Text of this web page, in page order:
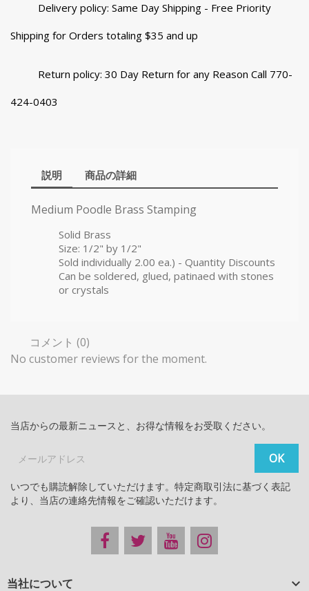
Delivery policy: Same Day Shipping - Free Priority
Shipping for Orders totaling $35 and up
Return policy: 30 Day Return for any Reason Call 770-
424-0403
説明 商品の詳細
Medium Poodle Brass Stamping
Solid Brass
Size: 1/2" by 1/2"
Sold individually 2.00 ea.) - Quantity Discounts
Can be soldered, glued, patinaed with stones
or crystals
コメント (0)
No customer reviews for the moment.
当店からの最新ニュースと、お得な情報をお受取ください。
いつでも購読解除していただけます。特定商取引法に基づく表記
より、当店の連絡先情報をご確認いただけます。
当社について 